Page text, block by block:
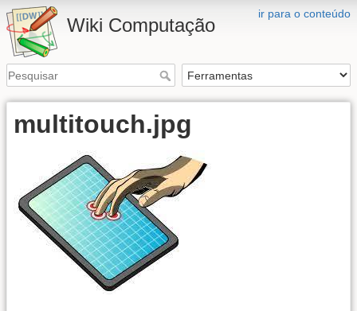
ir para o conteúdo
Wiki Computação
multitouch.jpg